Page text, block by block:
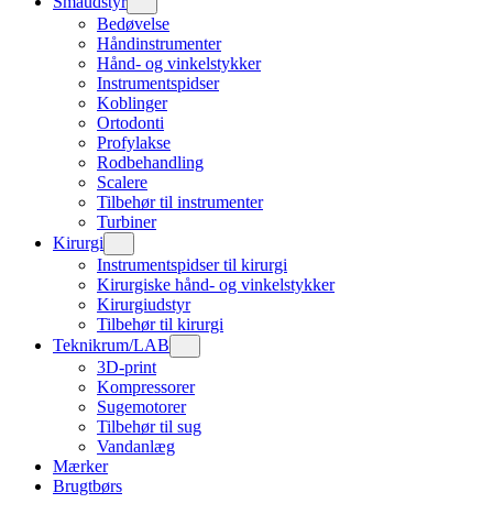
Bedøvelse
Håndinstrumenter
Hånd- og vinkelstykker
Instrumentspidser
Koblinger
Ortodonti
Profylakse
Rodbehandling
Scalere
Tilbehør til instrumenter
Turbiner
Kirurgi
Instrumentspidser til kirurgi
Kirurgiske hånd- og vinkelstykker
Kirurgiudstyr
Tilbehør til kirurgi
Teknikrum/LAB
3D-print
Kompressorer
Sugemotorer
Tilbehør til sug
Vandanlæg
Mærker
Brugtbørs